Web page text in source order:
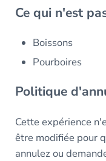
Ce qui n'est
Boissons
Pourboires
Politique
Cette expérience
être modifiée pour
annulez ou